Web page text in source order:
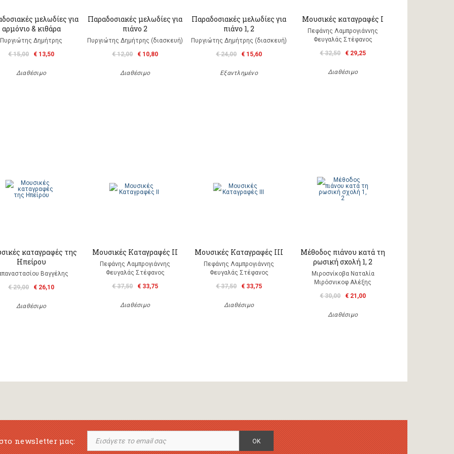
μελωδίες για
αρμόνιο & κιθάρα
Πυργιώτης Δημήτρης
€ 15,00
€ 13,50
Διαθέσιμο
Παραδοσιακές μελωδίες για
πιάνο 2
Πυργιώτης Δημήτρης (διασκευή)
€ 12,00
€ 10,80
Διαθέσιμο
Παραδοσιακές μελωδίες για
πιάνο 1, 2
Πυργιώτης Δημήτρης (διασκευή)
€ 24,00
€ 15,60
Εξαντλημένο
Μουσικές καταγραφές Ι
Πεφάνης Λαμπρογιάννης
Φευγαλάς Στέφανος
€ 32,50
€ 29,25
Διαθέσιμο
καταγραφές της
Ηπείρου
Βαγγέλης
€ 29,00
€ 26,10
Διαθέσιμο
Μουσικές Καταγραφές II
Πεφάνης Λαμπρογιάννης
Φευγαλάς Στέφανος
€ 37,50
€ 33,75
Διαθέσιμο
Μουσικές Καταγραφές ΙΙΙ
Πεφάνης Λαμπρογιάννης
Φευγαλάς Στέφανος
€ 37,50
€ 33,75
Διαθέσιμο
Μέθοδος πιάνου κατά τη
ρωσική σχολή 1, 2
Μιροσνίκοβα Ναταλία
Μιρόσνικοφ Αλέξης
€ 30,00
€ 21,00
Διαθέσιμο
newsletter μας: OK